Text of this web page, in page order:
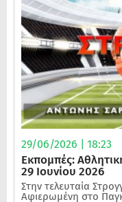
29/06/2026 | 18:23
Εκπομπές:
29 Ιουνίου 2026
Στην τελευταία
Αφιερωμένη στο